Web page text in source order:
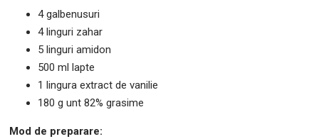
4 galbenusuri
4 linguri zahar
5 linguri amidon
500 ml lapte
1 lingura extract de vanilie
180 g unt 82% grasime
Mod de preparare: